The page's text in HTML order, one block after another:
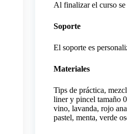
Al finalizar el curso
Soporte
El soporte es
Materiales
Tips de práctica,
liner y pincel tamaño
vino, lavanda, rojo
pastel, menta, verde